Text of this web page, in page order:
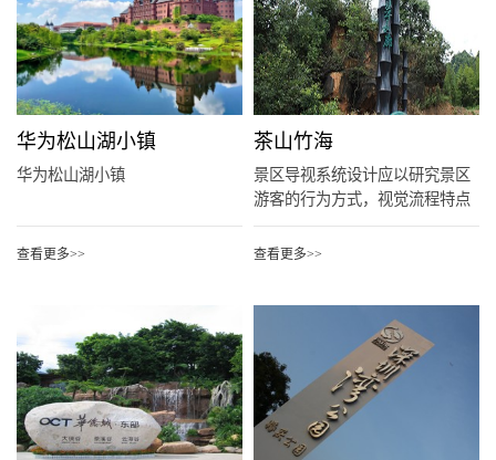
华为松山湖小镇
华为松山湖小镇
查看更多>>
茶山竹海
景区导视系统设计应以研究景区
游客的行为方式，视觉流程特点
为切...
查看更多>>